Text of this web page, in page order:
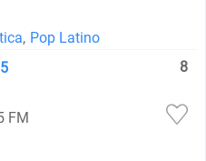
, Pop Latino
8
FM